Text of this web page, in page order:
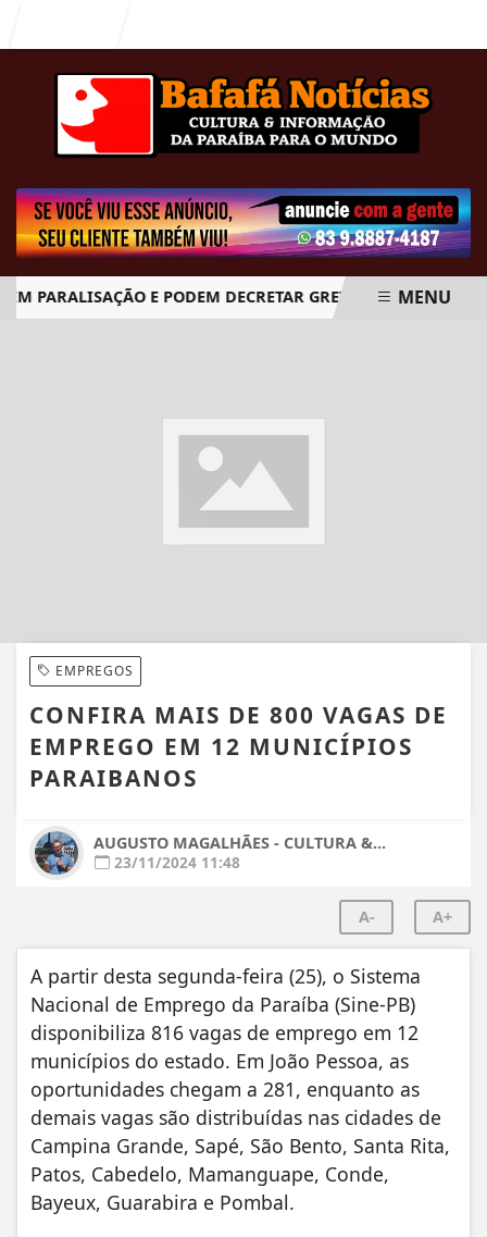
PARALISAÇÃO E PODEM DECRETAR GREVE GERAL A PARTIR
MENU
EMPREGOS
CONFIRA MAIS DE 800 VAGAS DE
EMPREGO EM 12 MUNICÍPIOS
PARAIBANOS
AUGUSTO MAGALHÃES - CULTURA &...
23/11/2024 11:48
A- A+
A partir desta segunda-feira (25), o Sistema
Nacional de Emprego da Paraíba (Sine-PB)
disponibiliza 816 vagas de emprego em 12
municípios do estado. Em João Pessoa, as
oportunidades chegam a 281, enquanto as
demais vagas são distribuídas nas cidades de
Campina Grande, Sapé, São Bento, Santa Rita,
Patos, Cabedelo, Mamanguape, Conde,
Bayeux, Guarabira e Pombal.